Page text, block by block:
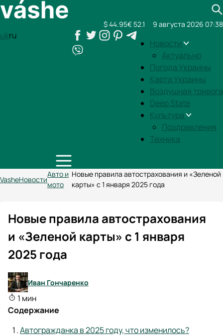
ukru
Новости
Актуально
Погода Украины
Карта Украины
Воздушная тривога
Deep State
Культура
Поздравления
Техника
$ 44.95€ 52.1 9 августа 2026 07:38
VasheНовости
Авто и
мото
Новые правила автострахования и «Зеленой
карты» с 1 января 2025 года
Новые правила автострахования
и «Зеленой карты» с 1 января
2025 года
Иван Гончаренко
1 мин
Содержание
Автогражданка в 2025 году, что изменилось?